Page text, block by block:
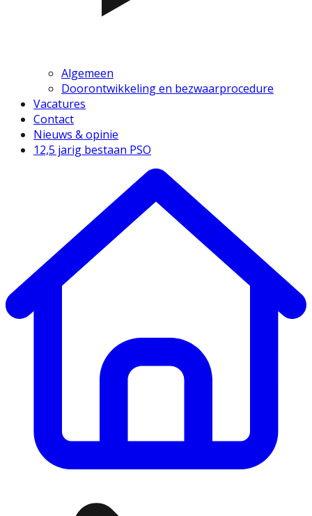
Algemeen
Doorontwikkeling en bezwaarprocedure
Vacatures
Contact
Nieuws & opinie
12,5 jarig bestaan PSO